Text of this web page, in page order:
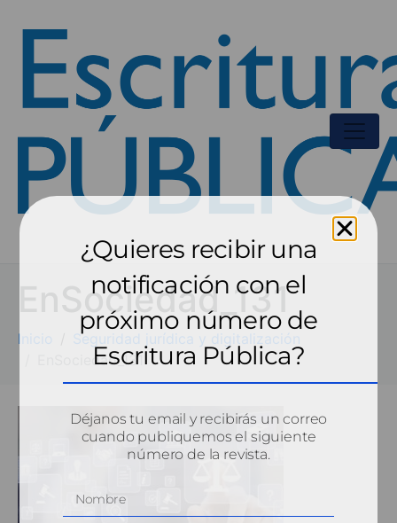
EnSociedad_131
Inicio
Seguridad jurídica y digitalización
EnSociedad_131
¿Quieres recibir una
notificación con el
próximo número de
Escritura Pública?
Déjanos tu email y recibirás un correo
cuando publiquemos el siguiente
número de la revista.